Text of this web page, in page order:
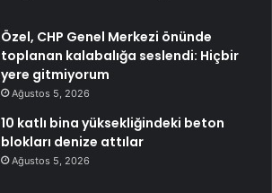
Özel, CHP Genel Merkezi önünde
toplanan kalabalığa seslendi: Hiçbir
yere gitmiyorum
Ağustos 5, 2026
10 katlı bina yüksekliğindeki beton
blokları denize attılar
Ağustos 5, 2026